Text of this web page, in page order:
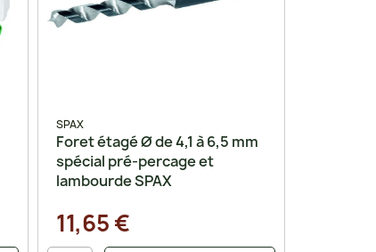
SPAX
Foret étagé Ø de 4,1 à 6,5 mm
spécial pré-percage et
lambourde SPAX
11,65 €